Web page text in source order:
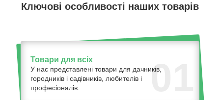
Ключові особливості наших товарів
01
Товари для всіх
У нас представлені товари для дачників,
городників і садівників, любителів і
професіоналів.